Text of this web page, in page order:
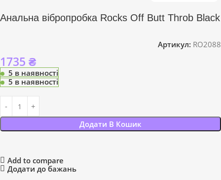
Анальна вібропробка Rocks Off Butt Throb Black
Артикул: RO2088
1735 ₴
5 в наявності
5 в наявності
Додати В Кошик
Add to compare
Додати до бажань